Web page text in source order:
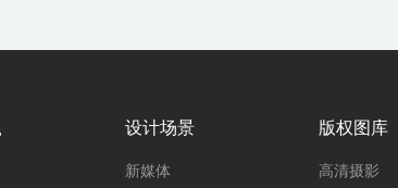
设计场景
新媒体
版权图库
高清摄影